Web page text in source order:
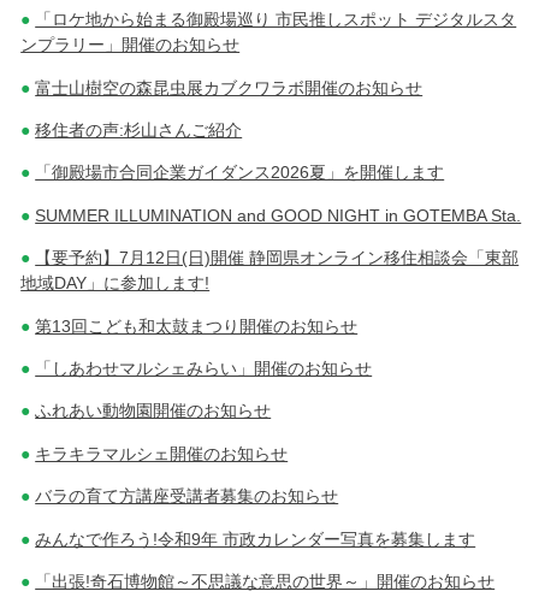
ゲ
シ
ョ
ン
「ロケ地から始まる御殿場巡り 市民推しスポット デジタルスタ
ンプラリー」開催のお知らせ
富士山樹空の森昆虫展カブクワラボ開催のお知らせ
移住者の声:杉山さんご紹介
「御殿場市合同企業ガイダンス2026夏」を開催します
SUMMER ILLUMINATION and GOOD NIGHT in GOTEMBA Sta.
【要予約】7月12日(日)開催 静岡県オンライン移住相談会「東部
地域DAY」に参加します!
第13回こども和太鼓まつり開催のお知らせ
「しあわせマルシェみらい」開催のお知らせ
ふれあい動物園開催のお知らせ
キラキラマルシェ開催のお知らせ
バラの育て方講座受講者募集のお知らせ
みんなで作ろう!令和9年 市政カレンダー写真を募集します
「出張!奇石博物館～不思議な意思の世界～」開催のお知らせ